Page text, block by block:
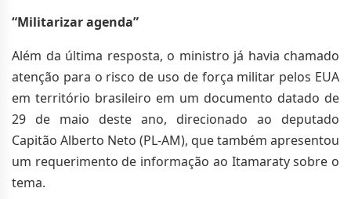
“Militarizar agenda”
Além da última resposta, o ministro já havia chamado
atenção para o risco de uso de força militar pelos EUA
em território brasileiro em um documento datado de
29 de maio deste ano, direcionado ao deputado
Capitão Alberto Neto (PL-AM), que também apresentou
um requerimento de informação ao Itamaraty sobre o
tema.